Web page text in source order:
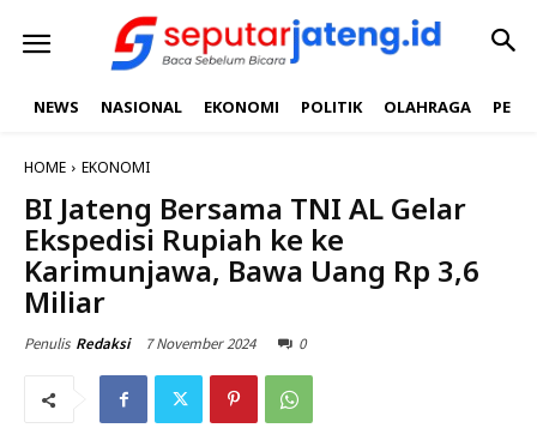
NEWS NASIONAL EKONOMI POLITIK OLAHRAGA
HOME EKONOMI
BI Jateng Bersama TNI AL Gelar
Ekspedisi Rupiah ke ke
Karimunjawa, Bawa Uang Rp 3,6
Miliar
Penulis Redaksi 7 November 2024 0